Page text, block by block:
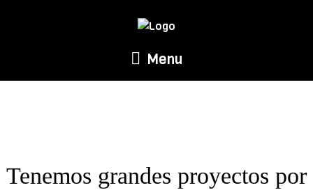
Menu
Tenemos grandes proyectos por